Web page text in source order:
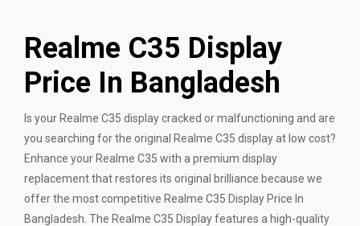
Realme C35 Display
Price In Bangladesh
Is your Realme C35 display cracked or malfunctioning and are
you searching for the original Realme C35 display at low cost?
Enhance your Realme C35 with a premium display
replacement that restores its original brilliance because we
offer the most competitive Realme C35 Display Price In
Bangladesh. The Realme C35 Display features a high-quality